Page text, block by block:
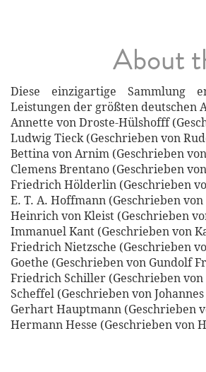
About
Diese einzigartige Sammlung
Leistungen der größten deutschen
Annette von Droste-Hülshofff
Ludwig Tieck (Geschrieben von
Bettina von Arnim (Geschrieben
Clemens Brentano (Geschrieben
Friedrich Hölderlin (Geschrieben
E. T. A. Hoffmann (Geschrieben
Heinrich von Kleist (Geschrieben
Immanuel Kant (Geschrieben von
Friedrich Nietzsche (Geschrieben
Goethe (Geschrieben von Gundolf
Friedrich Schiller (Geschrieben
Scheffel (Geschrieben von
Gerhart Hauptmann (Geschrieben
Hermann Hesse (Geschrieben von